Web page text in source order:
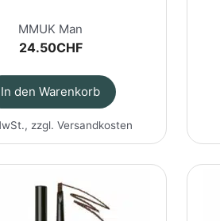
MMUK Man
24.50CHF
In den Warenkorb
zzgl. Versandkosten